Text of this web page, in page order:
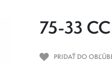
75-33
PRIDAŤ DO